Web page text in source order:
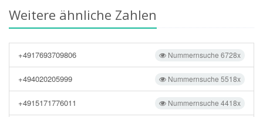
Weitere ähnliche Zahlen
Nummernsuche 6728x
+4917693709806
Nummernsuche 5518x
+494020205999
Nummernsuche 4418x
+4915171776011